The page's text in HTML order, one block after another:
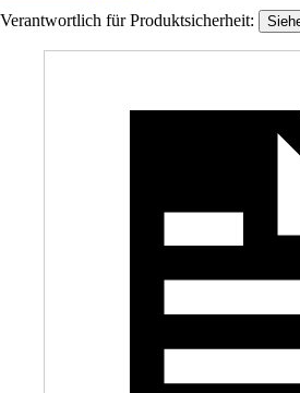
Verantwortlich für Produktsicherheit: